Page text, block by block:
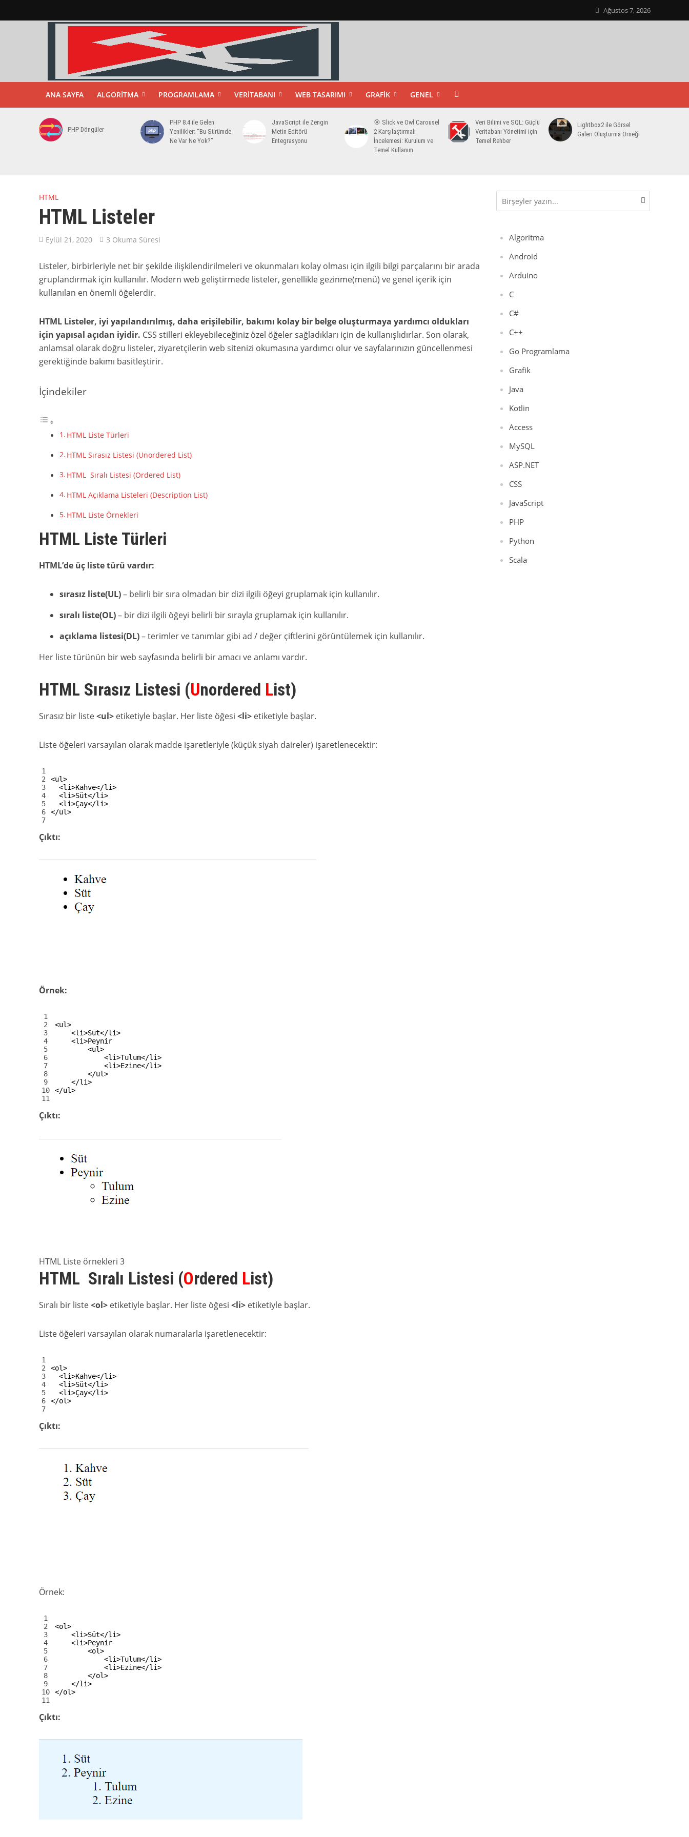
Ağustos 7, 2026
ANA SAYFA ALGORITMA PROGRAMLAMA VERITABANI WEB TASARIMI GRAFIK GENEL
PHP Döngüler
PHP 8.4 ile Gelen
Yenilikler: “Bu Sürümde
Ne Var Ne Yok?”
JavaScript ile Zengin
Metin Editörü
Entegrasyonu
🎯 Slick ve Owl Carousel
2 Karşılaştırmalı
İncelemesi: Kurulum ve
Temel Kullanım
Veri Bilimi ve SQL: Güçlü
Veritabanı Yönetimi için
Temel Rehber
Lightbox2 ile Görsel
Galeri Oluşturma Örneği
HTML
HTML Listeler
Eylül 21, 2020 3 Okuma Süresi
Listeler, birbirleriyle net bir şekilde ilişkilendirilmeleri ve okunmaları kolay olması için ilgili bilgi parçalarını bir arada
gruplandırmak için kullanılır. Modern web geliştirmede listeler, genellikle gezinme(menü) ve genel içerik için
kullanılan en önemli öğelerdir.
HTML Listeler, iyi yapılandırılmış, daha erişilebilir, bakımı kolay bir belge oluşturmaya yardımcı oldukları
için yapısal açıdan iyidir. CSS stilleri ekleyebileceğiniz özel öğeler sağladıkları için de kullanışlıdırlar. Son olarak,
anlamsal olarak doğru listeler, ziyaretçilerin web sitenizi okumasına yardımcı olur ve sayfalarınızın güncellenmesi
gerektiğinde bakımı basitleştirir.
İçindekiler
HTML Liste Türleri
HTML Sırasız Listesi (Unordered List)
HTML Sıralı Listesi (Ordered List)
HTML Açıklama Listeleri (Description List)
HTML Liste Örnekleri
HTML Liste Türleri
HTML’de üç liste türü vardır:
sırasız liste(UL)– belirli bir sıra olmadan bir dizi ilgili öğeyi gruplamak için kullanılır.
sıralı liste(OL)– bir dizi ilgili öğeyi belirli bir sırayla gruplamak için kullanılır.
açıklama listesi(DL)– terimler ve tanımlar gibi ad / değer çiftlerini görüntülemek için kullanılır.
Her liste türünün bir web sayfasında belirli bir amacı ve anlamı vardır.
HTML Sırasız Listesi (Unordered List)
Sırasız bir liste<ul>etiketiyle başlar. Her liste öğesi <li>etiketiyle başlar.
Liste öğeleri varsayılan olarak madde işaretleriyle (küçük siyah daireler) işaretlenecektir:
1
2
3
4
5
6
7
<ul>
<li>Kahve</li>
<li>Süt</li>
<li>Çay</li>
</ul>
Çıktı:
Örnek:
1
2
3
4
5
6
7
8
9
10
11
<ul>
<li>Süt</li>
<li>Peynir
<ul>
<li>Tulum</li>
<li>Ezine</li>
</ul>
</li>
</ul>
Çıktı:
HTML Liste örnekleri 3
HTML Sıralı Listesi (Ordered List)
Sıralı bir liste<ol>etiketiyle başlar. Her liste öğesi <li>etiketiyle başlar.
Liste öğeleri varsayılan olarak numaralarla işaretlenecektir:
1
2
3
4
5
6
7
<ol>
<li>Kahve</li>
<li>Süt</li>
<li>Çay</li>
</ol>
Çıktı:
Örnek:
1
2
3
4
5
6
7
8
9
10
11
<ol>
<li>Süt</li>
<li>Peynir
<ol>
<li>Tulum</li>
<li>Ezine</li>
</ol>
</li>
</ol>
Çıktı:
Algoritma
Android
Arduino
C
C#
C++
Go Programlama
Grafik
Java
Kotlin
Access
MySQL
ASP.NET
CSS
JavaScript
PHP
Python
Scala